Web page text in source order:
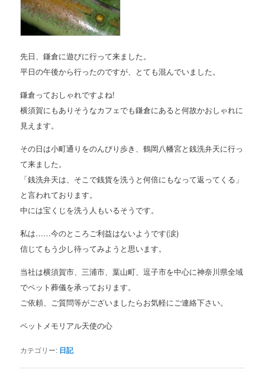
先日、鎌倉に遊びに行って来ました。
平日の午後から行ったのですが、とても混んでいました。
鎌倉っておしゃれですよね!
横須賀にもありそうなカフェでも鎌倉にあると何故かおしゃれに
見えます。
その日は小町通りをのんびり歩き、鶴岡八幡宮と銭洗弁天に行っ
て来ました。
「銭洗弁天は、そこで銭貨を洗うと何倍にもなって返ってくる」
と言われております。
中には宝くじを洗う人もいるそうです。
私は……今のところご利益はないようです(涙)
信じてもう少し待ってみようと思います。
当社は横須賀市、三浦市、葉山町、逗子市を中心に神奈川県全域
でペット葬儀を承っております。
ご依頼、ご質問等がございましたらお気軽にご連絡下さい。
ペットメモリアル天使の心
カテゴリー: 日記